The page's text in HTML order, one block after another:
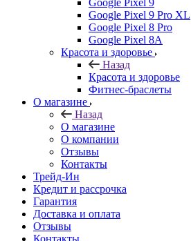
Google Pixel 9
Google Pixel 9 Pro XL
Google Pixel 8 Pro
Google Pixel 8A
Красота и здоровье
Назад
Красота и здоровье
Фитнес-браслеты
О магазине
Назад
О магазине
О компании
Отзывы
Контакты
Трейд-Ин
Кредит и рассрочка
Гарантия
Доставка и оплата
Отзывы
Контакты